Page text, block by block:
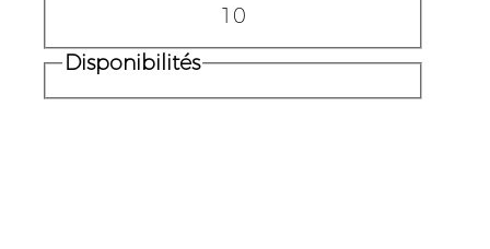
10
Disponibilités